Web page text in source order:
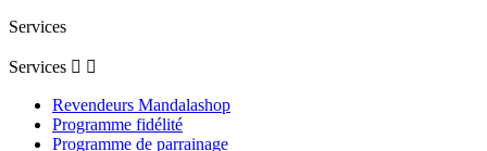
Services
Services  
Revendeurs Mandalashop
Programme fidélité
Programme de parrainage